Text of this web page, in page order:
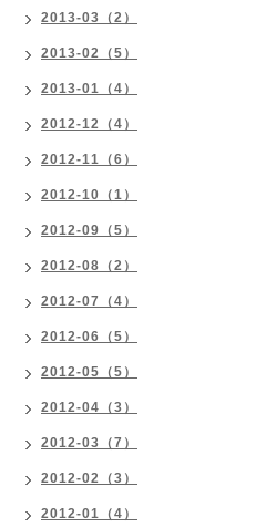
2013-03（2）
2013-02（5）
2013-01（4）
2012-12（4）
2012-11（6）
2012-10（1）
2012-09（5）
2012-08（2）
2012-07（4）
2012-06（5）
2012-05（5）
2012-04（3）
2012-03（7）
2012-02（3）
2012-01（4）